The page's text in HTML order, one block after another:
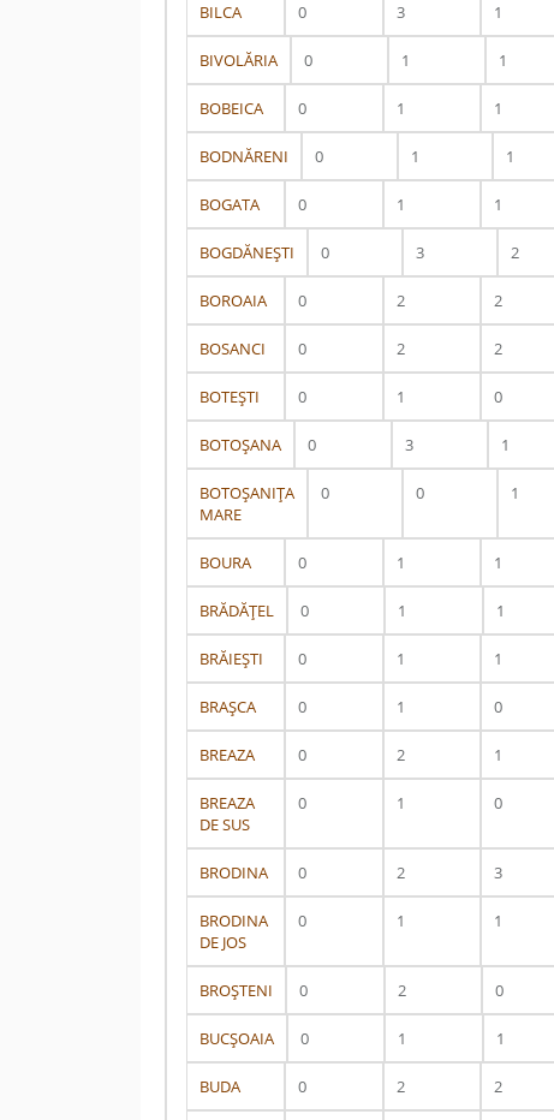
BILCA 0 3 1
BIVOLĂRIA 0 1 1
BOBEICA 0 1 1
BODNĂRENI 0 1 1
BOGATA 0 1 1
BOGDĂNEŞTI 0 3 2
BOROAIA 0 2 2
BOSANCI 0 2 2
BOTEŞTI 0 1 0
BOTOŞANA 0 3 1
BOTOŞANIŢA
MARE
0 0 1
BOURA 0 1 1
BRĂDĂŢEL 0 1 1
BRĂIEŞTI 0 1 1
BRAŞCA 0 1 0
BREAZA 0 2 1
BREAZA
DE SUS
0 1 0
BRODINA 0 2 3
BRODINA
DE JOS
0 1 1
BROŞTENI 0 2 0
BUCŞOAIA 0 1 1
BUDA 0 2 2